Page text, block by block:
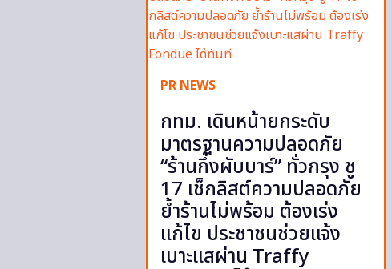
PR NEWS
กทม. เดินหน้ายกระดับ
มาตรฐานความปลอดภัย
“ร้านกึ่งผับบาร์” ทั่วกรุง ชู
17 เช็กลิสต์ความปลอดภัย
ย้ำร้านไม่พร้อม ต้องเร่ง
แก้ไข ประชาชนช่วยแจ้ง
เบาะแสผ่าน Traffy